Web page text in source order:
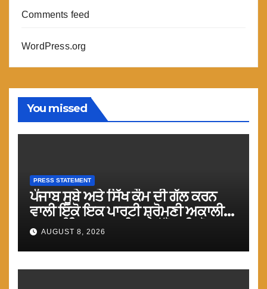
Comments feed
WordPress.org
You missed
PRESS STATEMENT
ਪੰਜਾਬ ਸੂਬੇ ਅਤੇ ਸਿੱਖ ਕੌਮ ਦੀ ਗੱਲ ਕਰਨ
ਵਾਲੀ ਇਕੋ ਇਕ ਪਾਰਟੀ ਸ਼੍ਰੋਮਣੀ ਅਕਾਲੀ
ਦਲ (ਅੰਮ੍ਰਿਤਸਰ) ਨੂੰ ਹਰ ਪੱਖੋ ਸਹਿਯੋਗ
ਕੀਤਾ ਜਾਵੇ : ਮਾਨ
AUGUST 8, 2026